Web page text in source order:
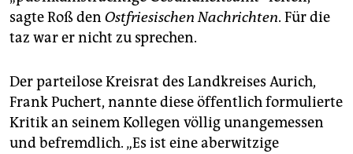
sagte Roß den Ostfriesischen Nachrichten. Für die
taz war er nicht zu sprechen.
Der parteilose Kreisrat des Landkreises Aurich,
Frank Puchert, nannte diese öffentlich formulierte
Kritik an seinem Kollegen völlig unangemessen
und befremdlich. „Es ist eine aberwitzige